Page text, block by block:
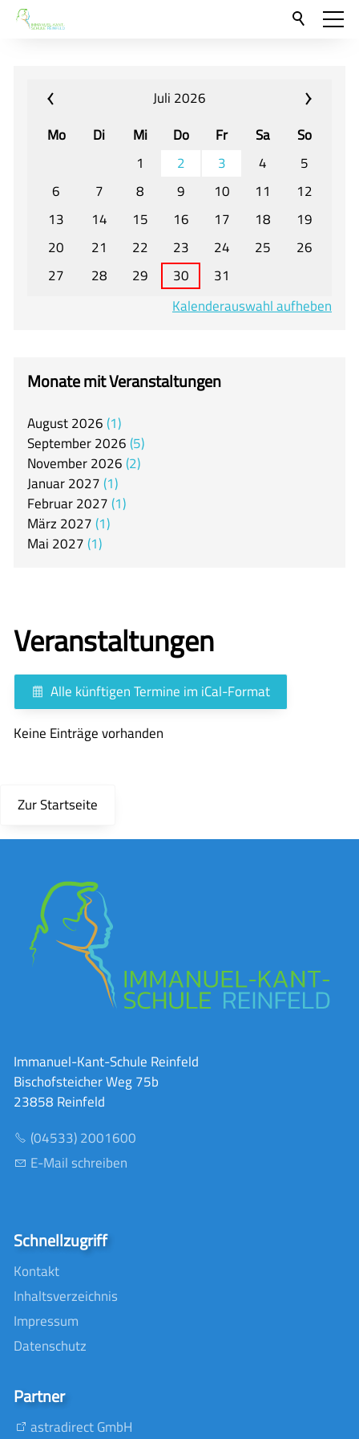
Neu hier?
Für Eltern und Schüler
Veranstaltungen und Termine
Unser Unterricht - Fachcurricula
Unsere Konzepte
Downloads
Unter-, Mittel und Oberstufe
itslearning
Arbeitsgemeinschaften
Mensa
Unsere Schulgemeinschaft
Kontakt
Juli 2026
Mo
Di Mi Do Fr Sa
So
1
2 3 4
5
6
7 8 9 10 11
12
13
14 15 16 17 18
19
20
21 22 23 24 25
26
27
28 29 30
31
Kalenderauswahl aufheben
Monate mit Veranstaltungen
August2026 1
September2026 5
November2026 2
Januar2027 1
Februar2027 1
März 2027 1
Mai 2027 1
Veranstaltungen
Alle künftigen Termine im iCal-Format
Keine Einträge vorhanden
Zur Startseite
Immanuel-Kant-Schule Reinfeld
Bischofsteicher Weg 75b
23858 Reinfeld
(04533) 2001600
E-Mail schreiben
Schnellzugriff
Kontakt
Inhaltsverzeichnis
Impressum
Datenschutz
Partner
astradirect GmbH